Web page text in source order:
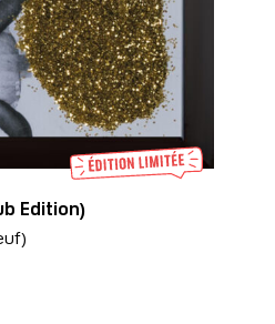
Edition)